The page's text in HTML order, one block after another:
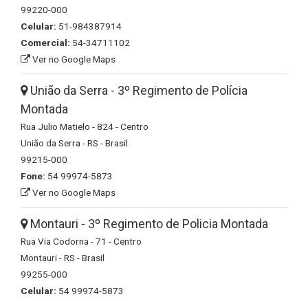
99220-000
Celular: 51-984387914
Comercial: 54-34711102
Ver no Google Maps
União da Serra - 3º Regimento de Polícia
Montada
Rua Julio Matielo - 824 - Centro
União da Serra - RS - Brasil
99215-000
Fone: 54 99974-5873
Ver no Google Maps
Montauri - 3º Regimento de Policia Montada
Rua Via Codorna - 71 - Centro
Montauri - RS - Brasil
99255-000
Celular: 54 99974-5873